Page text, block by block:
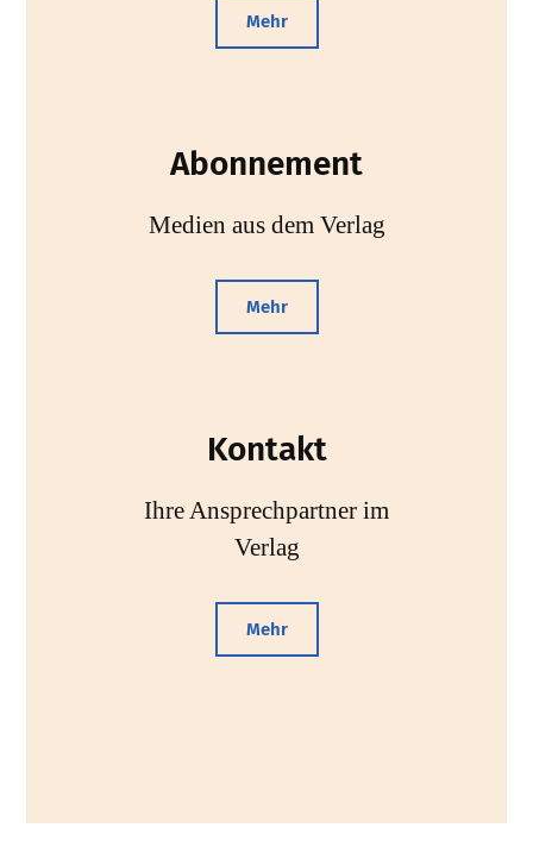
Mehr
Abonnement
Medien aus dem Verlag
Mehr
Kontakt
Ihre Ansprechpartner im
Verlag
Mehr